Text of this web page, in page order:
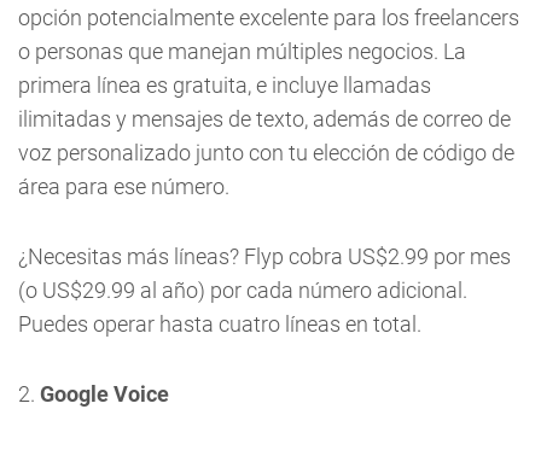
opción potencialmente excelente para los freelancers
o personas que manejan múltiples negocios. La
primera línea es gratuita, e incluye llamadas
ilimitadas y mensajes de texto, además de correo de
voz personalizado junto con tu elección de código de
área para ese número.
¿Necesitas más líneas? Flyp cobra US$2.99 por mes
(o US$29.99 al año) por cada número adicional.
Puedes operar hasta cuatro líneas en total.
2. Google Voice